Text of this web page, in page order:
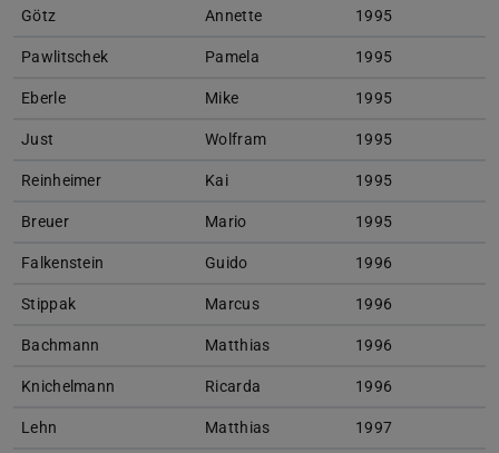
Götz Annette 1995
Pawlitschek Pamela 1995
Eberle Mike 1995
Just Wolfram 1995
Reinheimer Kai 1995
Breuer Mario 1995
Falkenstein Guido 1996
Stippak Marcus 1996
Bachmann Matthias 1996
Knichelmann Ricarda 1996
Lehn Matthias 1997